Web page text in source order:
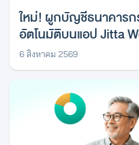
ใหม่! ผูกบัญชีธนาคารก
อัตโนมัติบนแอป Jitta
6 สิงหาคม 2569